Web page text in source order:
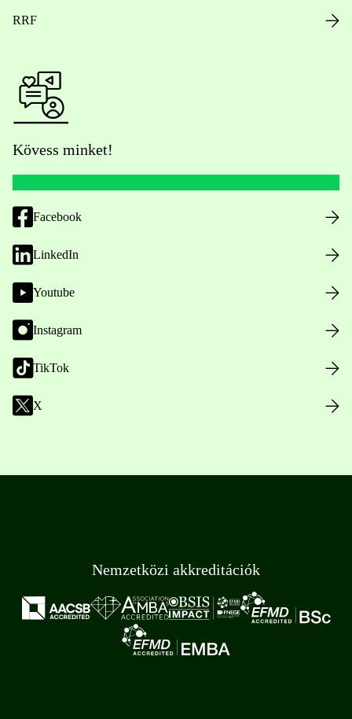
RRF
Kövess minket!
Facebook
LinkedIn
Youtube
Instagram
TikTok
X
Nemzetközi akkreditációk